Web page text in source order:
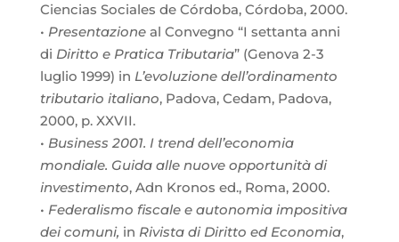
Ciencias Sociales de Córdoba, Córdoba, 2000.
• Presentazioneal Convegno “I settanta anni
di Diritto e Pratica Tributaria” (Genova 2-3
luglio 1999) in L’evoluzione dell’ordinamento
tributario italiano, Padova, Cedam, Padova,
2000, p. XXVII.
• Business 2001. I trend dell’economia
mondiale. Guida alle nuove opportunità di
investimento, Adn Kronos ed., Roma, 2000.
• Federalismo fiscale e autonomia impositiva
dei comuni, in Rivista di Diritto ed Economia,